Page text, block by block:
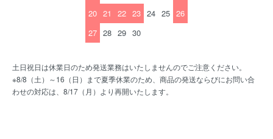
20 21 22 23 24 25 26
27 28 29 30
土日祝日は休業日のため発送業務はいたしませんのでご注意ください。
※8/8（土）～16（日）まで夏季休業のため、商品の発送ならびにお問い合
わせの対応は、8/17（月）より再開いたします。